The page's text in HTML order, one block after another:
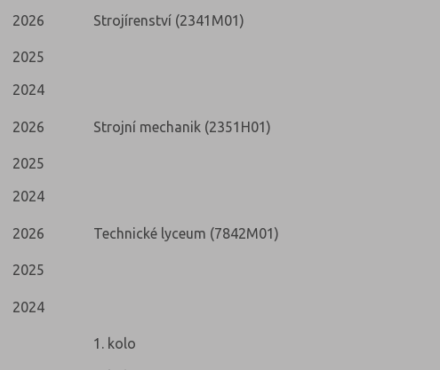
2026 Strojírenství (2341M01)
2025
2024
2026 Strojní mechanik (2351H01)
2025
2024
2026 Technické lyceum (7842M01)
2025
2024
1. kolo